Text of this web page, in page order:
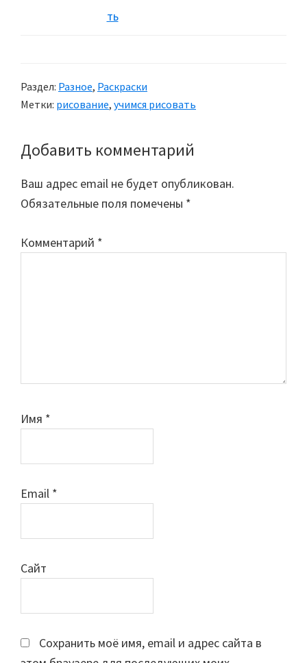
ть
Раздел: Разное, Раскраски
Метки: рисование, учимся рисовать
Reader
Interactions
Добавить комментарий
Ваш адрес email не будет опубликован.
Обязательные поля помечены *
Комментарий *
Имя *
Email *
Сайт
Сохранить моё имя, email и адрес сайта в